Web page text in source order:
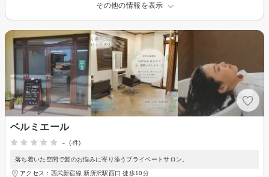
その他の情報を表示
ベルミエール
-
(-件)
落ち着いた空間で髪のお悩みに寄り添うプライベートサロン。
アクセス：西武新宿線 新所沢駅西口 徒歩10分